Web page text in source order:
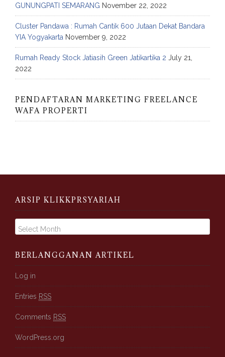
GUNUNGPATI SEMARANG November 22, 2022
Cluster Pandawa : Rumah Cantik 600 Jutaan Dekat Bandara
YIA Yogyakarta November 9, 2022
Rumah Ready Stock Jatiasih Green Jatikartika 2 July 21,
2022
PENDAFTARAN MARKETING FREELANCE
WAFA PROPERTI
ARSIP KLIKKPRSYARIAH
A
i
p
l
i
k
k
r
BERLANGGANAN ARTIKEL
Log in
Entries RSS
Comments RSS
WordPress.org